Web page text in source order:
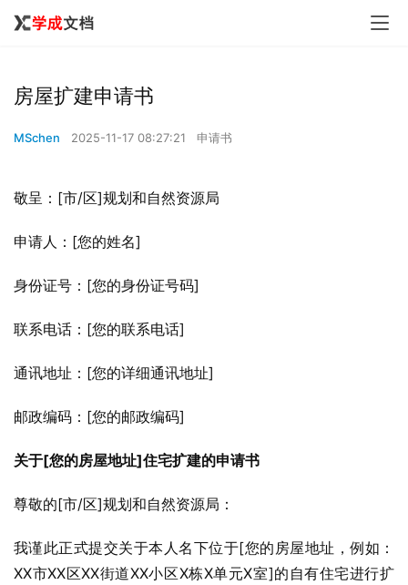
房屋扩建申请书
MSchen 2025-11-17 08:27:21 申请书
敬呈：[市/区]规划和自然资源局
申请人：[您的姓名]
身份证号：[您的身份证号码]
联系电话：[您的联系电话]
通讯地址：[您的详细通讯地址]
邮政编码：[您的邮政编码]
关于[您的房屋地址]住宅扩建的申请书
尊敬的[市/区]规划和自然资源局：
我谨此正式提交关于本人名下位于[您的房屋地址，例如：
XX市XX区XX街道XX小区X栋X单元X室]的自有住宅进行扩